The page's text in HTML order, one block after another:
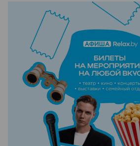
ЭФФЕКТИВНАЯ РЕКЛАМА